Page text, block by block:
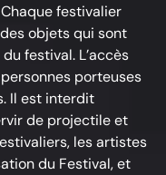
festivalier
objets qui sont
festival. L’accès
porteuses
Il est interdit
de projectile et
les artistes
du Festival, et